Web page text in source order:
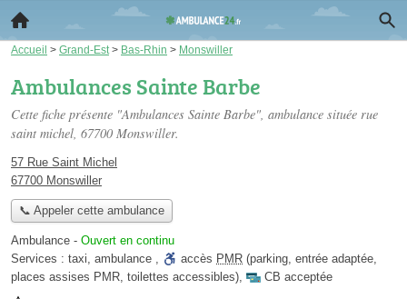
Accueil > Grand-Est > Bas-Rhin > Monswiller
Ambulances Sainte Barbe
Cette fiche présente "Ambulances Sainte Barbe", ambulance située rue
saint michel, 67700 Monswiller.
57 Rue Saint Michel
67700 Monswiller
📞 Appeler cette ambulance
Ambulance - Ouvert en continu
Services : taxi, ambulance , accès PMR (parking, entrée adaptée,
places assises PMR, toilettes accessibles), CB acceptée